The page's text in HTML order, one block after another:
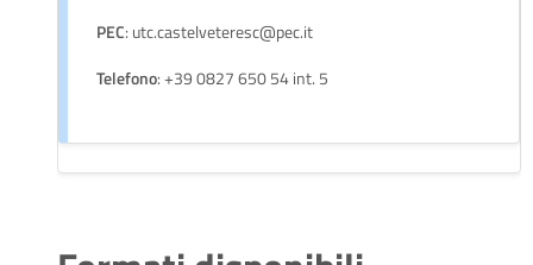
PEC: utc.castelveteresc@pec.it
Telefono: +39 0827 650 54 int. 5